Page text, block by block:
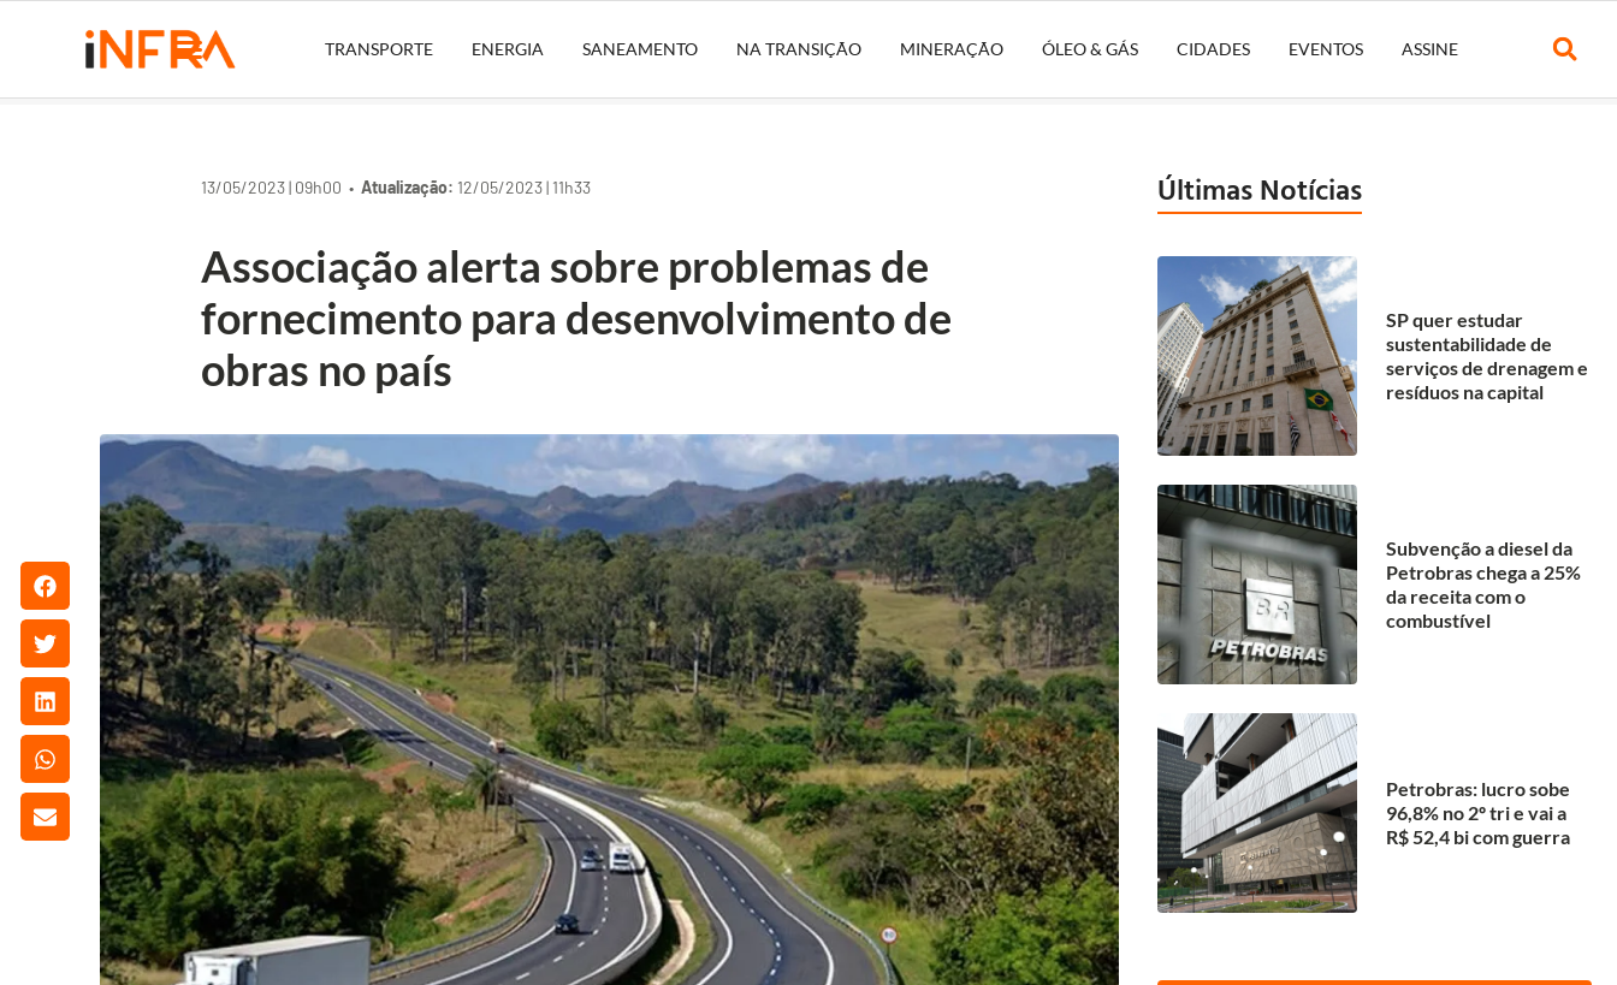
TRANSPORTE ENERGIA SANEAMENTO NA TRANSIÇÃO MINERAÇÃO ÓLEO & GÁS CIDADES EVENTOS ASSINE
13/05/2023 | 09h00 •Atualização: 12/05/2023 | 11h33
Associação alerta sobre problemas de
fornecimento para desenvolvimento de
obras no país
Últimas Notícias
SP quer estudar
sustentabilidade de
serviços de drenagem e
resíduos na capital
Subvenção a diesel da
Petrobras chega a 25%
da receita com o
combustível
Petrobras: lucro sobe
96,8% no 2º tri e vai a
R$ 52,4 bi com guerra